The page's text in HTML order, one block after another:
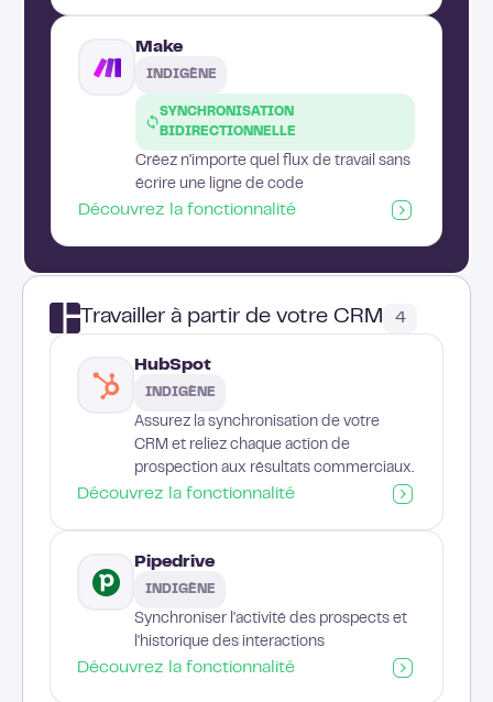
Make
INDIGÈNE
SYNCHRONISATION
BIDIRECTIONNELLE
Créez n'importe quel flux de travail sans
écrire une ligne de code
Découvrez la fonctionnalité
Travailler à partir de votre CRM 4
HubSpot
INDIGÈNE
Assurez la synchronisation de votre
CRM et reliez chaque action de
prospection aux résultats commerciaux.
Découvrez la fonctionnalité
Pipedrive
INDIGÈNE
Synchroniser l'activité des prospects et
l'historique des interactions
Découvrez la fonctionnalité